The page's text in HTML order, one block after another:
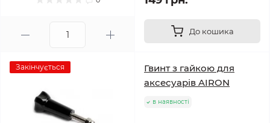
До кошика
Закінчується
Гвинт з гайкою для
аксесуарів AIRON
в наявності